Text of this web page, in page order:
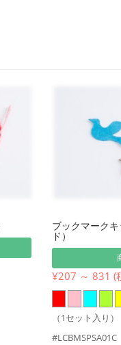
ブックマーク
ド）
¥207 ～ 831 (
（1セット入り
#LCBMSPSA01C